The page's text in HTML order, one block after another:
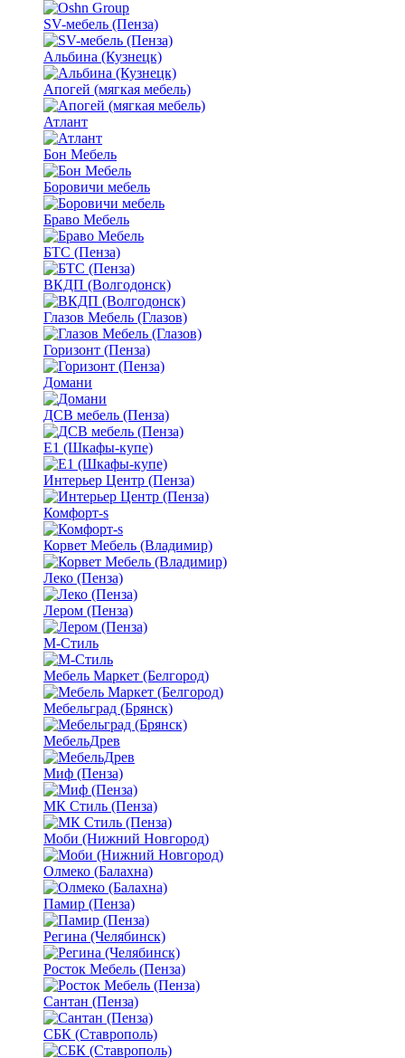
SV-мебель (Пенза)
Альбина (Кузнецк)
Апогей (мягкая мебель)
Атлант
Бон Мебель
Боровичи мебель
Браво Мебель
БТС (Пенза)
ВКДП (Волгодонск)
Глазов Мебель (Глазов)
Горизонт (Пенза)
Домани
ДСВ мебель (Пенза)
Е1 (Шкафы-купе)
Интерьер Центр (Пенза)
Комфорт-s
Корвет Мебель (Владимир)
Леко (Пенза)
Лером (Пенза)
М-Стиль
Мебель Маркет (Белгород)
Мебельград (Брянск)
МебельДрев
Миф (Пенза)
МК Стиль (Пенза)
Моби (Нижний Новгород)
Олмеко (Балахна)
Памир (Пенза)
Регина (Челябинск)
Росток Мебель (Пенза)
Сантан (Пенза)
СБК (Ставрополь)